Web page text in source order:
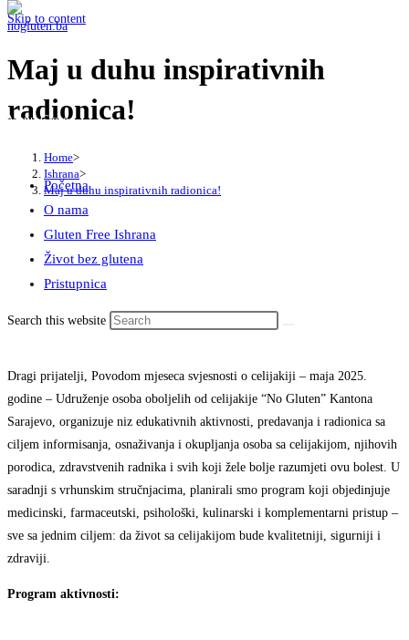
Skip to content
Menu Close
Početna
O nama
Gluten Free Ishrana
Život bez glutena
Pristupnica
Search this website
Maj u duhu inspirativnih
radionica!
Home>
Ishrana>
Maj u duhu inspirativnih radionica!
Dragi prijatelji, Povodom mjeseca svjesnosti o celijakiji – maja 2025.
godine – Udruženje osoba oboljelih od celijakije “No Gluten” Kantona
Sarajevo, organizuje niz edukativnih aktivnosti, predavanja i radionica sa
ciljem informisanja, osnaživanja i okupljanja osoba sa celijakijom, njihovih
porodica, zdravstvenih radnika i svih koji žele bolje razumjeti ovu bolest. U
saradnji s vrhunskim stručnjacima, planirali smo program koji objedinjuje
medicinski, farmaceutski, psihološki, kulinarski i komplementarni pristup –
sve sa jednim ciljem: da život sa celijakijom bude kvalitetniji, sigurniji i
zdraviji.
Program aktivnosti: